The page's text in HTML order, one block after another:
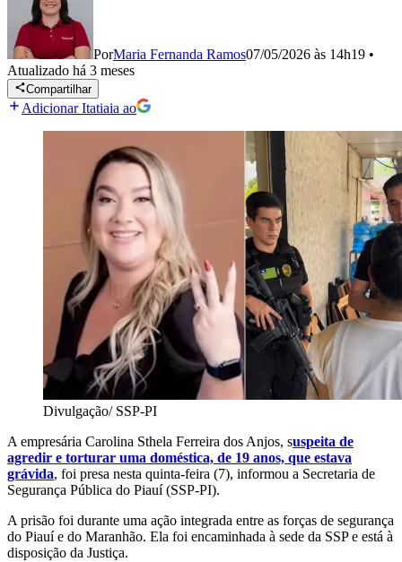
PorMaria Fernanda Ramos07/05/2026 às 14h19 •
Atualizado há 3 meses
Compartilhar
Adicionar Itatiaia ao
Divulgação/ SSP-PI
A empresária Carolina Sthela Ferreira dos Anjos, suspeita de
agredir e torturar uma doméstica, de 19 anos, que estava
grávida, foi presa nesta quinta-feira (7), informou a Secretaria de
Segurança Pública do Piauí (SSP-PI).
A prisão foi durante uma ação integrada entre as forças de segurança
do Piauí e do Maranhão. Ela foi encaminhada à sede da SSP e está à
disposição da Justiça.